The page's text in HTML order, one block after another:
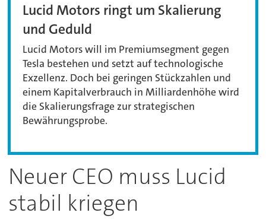
Lucid Motors ringt um Skalierung
und Geduld
Lucid Motors will im Premiumsegment gegen
Tesla bestehen und setzt auf technologische
Exzellenz. Doch bei geringen Stückzahlen und
einem Kapitalverbrauch in Milliardenhöhe wird
die Skalierungsfrage zur strategischen
Bewährungsprobe.
Neuer CEO muss Lucid
stabil kriegen